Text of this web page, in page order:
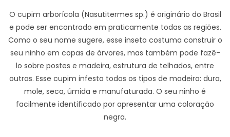
O cupim arborícola (Nasutitermes sp.) é originário do Brasil
e pode ser encontrado em praticamente todas as regiões.
Como o seu nome sugere, esse inseto costuma construir o
seu ninho em copas de árvores, mas também pode fazê-
lo sobre postes e madeira, estrutura de telhados, entre
outras. Esse cupim infesta todos os tipos de madeira: dura,
mole, seca, úmida e manufaturada. O seu ninho é
facilmente identificado por apresentar uma coloração
negra.